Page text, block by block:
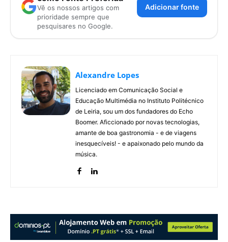
Vê os nossos artigos com
prioridade sempre que
pesquisares no Google.
Adicionar fonte
Alexandre Lopes
Licenciado em Comunicação Social e
Educação Multimédia no Instituto Politécnico
de Leiria, sou um dos fundadores do Echo
Boomer. Aficcionado por novas tecnologias,
amante de boa gastronomia - e de viagens
inesquecíveis! - e apaixonado pelo mundo da
música.